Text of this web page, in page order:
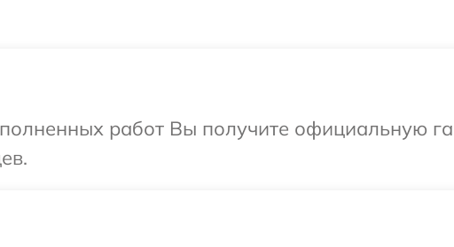
работ Вы получите официальную